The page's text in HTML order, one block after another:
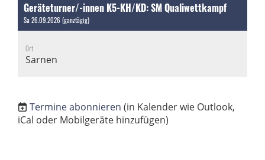
Geräteturner/-innen K5-KH/KD: SM Qualiwettkampf
Sa 26.09.2026 (ganztägig)
Ort
Sarnen
Termine abonnieren (in Kalender wie Outlook,
iCal oder Mobilgeräte hinzufügen)